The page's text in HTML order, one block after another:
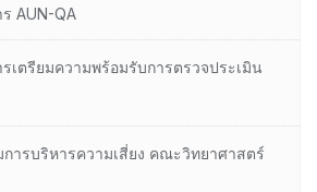
AUN-QA
เตรียมความพร้อมรับการตรวจประเมิน
ารบริหารความเสี่ยง คณะวิทยาศาสตร์